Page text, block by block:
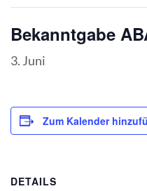
Bekanntgabe
3. Juni
Zum Kalender
DETAILS